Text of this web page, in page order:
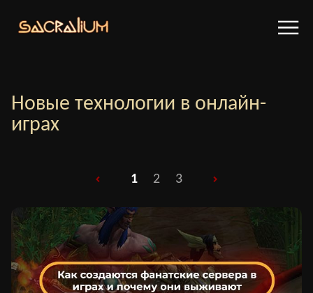
Новые технологии в онлайн-
играх
1 2 3